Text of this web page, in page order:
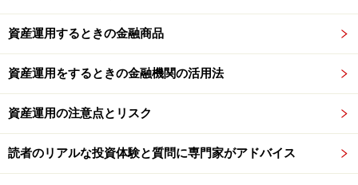
▼関連動画はこちら！
資産運用するときの金融商品
資産運用をするときの金融機関の活用法
資産運用の注意点とリスク
読者のリアルな投資体験と質問に専門家がアドバイス